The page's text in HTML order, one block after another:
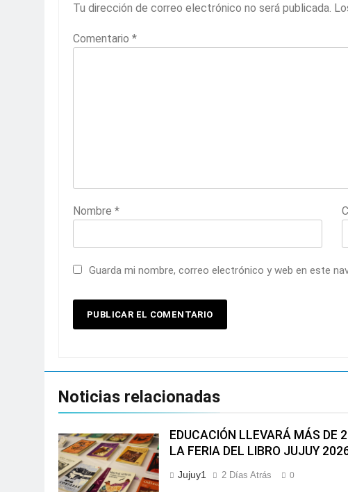
Tu dirección de correo electrónico no será publicada.
Comentario *
Nombre *
Guarda mi nombre, correo electrónico y web en este
Noticias relacionadas
EDUCACIÓN LLEVARÁ MÁS DE
LA FERIA DEL LIBRO JUJUY
Jujuy1 2 Días Atrás 0